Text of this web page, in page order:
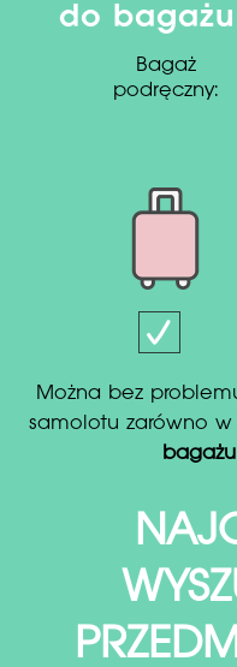
do
Bagaż
podręczny:
Można bez problemu zabrać różdżkę na pokład
samolotu zarówno w